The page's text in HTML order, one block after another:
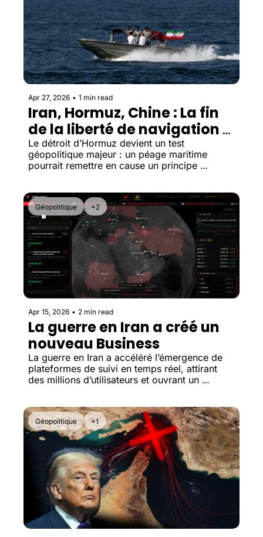
Apr 27, 2026 • 1 min read
Iran, Hormuz, Chine : La fin
de la liberté de navigation
mondiale ?
Le détroit d’Hormuz devient un test
géopolitique majeur : un péage maritime
pourrait remettre en cause un principe
Géopolitique +2
Apr 15, 2026 • 2 min read
La guerre en Iran a créé un
nouveau Business
La guerre en Iran a accéléré l’émergence de
plateformes de suivi en temps réel, attirant
des millions d’utilisateurs et ouvrant un
Géopolitique +1